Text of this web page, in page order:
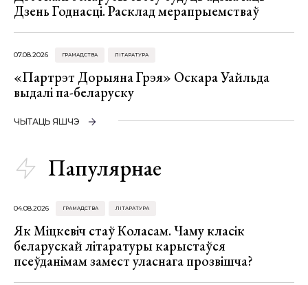
Дзень Годнасці. Расклад мерапрыемстваў
07.08.2026 ГРАМАДСТВА ЛІТАРАТУРА
«Партрэт Дорыяна Грэя» Оскара Уайльда
выдалі па-беларуску
ЧЫТАЦЬ ЯШЧЭ
Папулярнае
04.08.2026 ГРАМАДСТВА ЛІТАРАТУРА
Як Міцкевіч стаў Коласам. Чаму класік
беларускай літаратуры карыстаўся
псеўданімам замест уласнага прозвішча?